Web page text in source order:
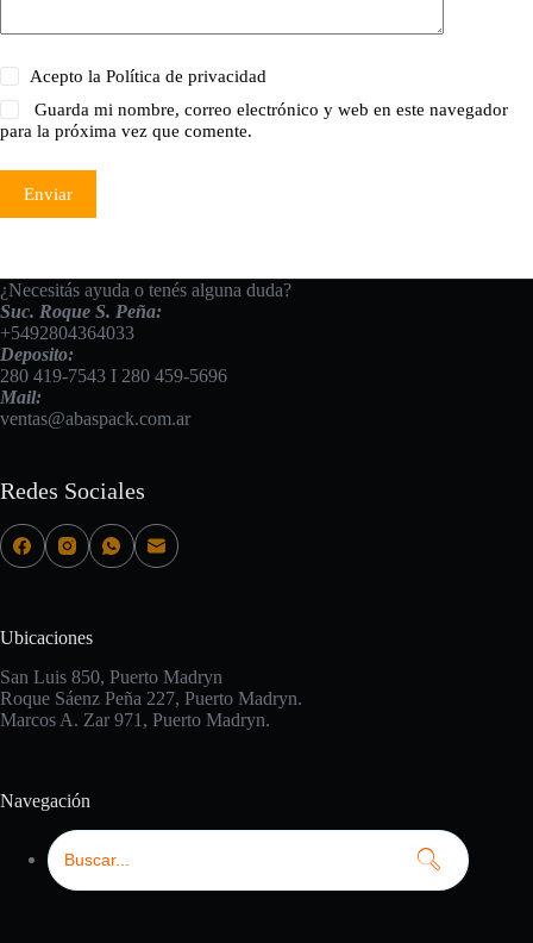
Acepto laPolítica de privacidad
Guarda mi nombre, correo electrónico y web en este navegador
para la próxima vez que comente.
Enviar
¿Necesitás ayuda o tenés alguna duda?
Suc. Roque S. Peña:
+5492804364033
Deposito:
280 419-7543 I 280 459-5696
Mail:
ventas@abaspack.com.ar
Redes Sociales
Ubicaciones
San Luis 850, Puerto Madryn
Roque Sáenz Peña 227, Puerto Madryn.
Marcos A. Zar 971, Puerto Madryn.
Navegación